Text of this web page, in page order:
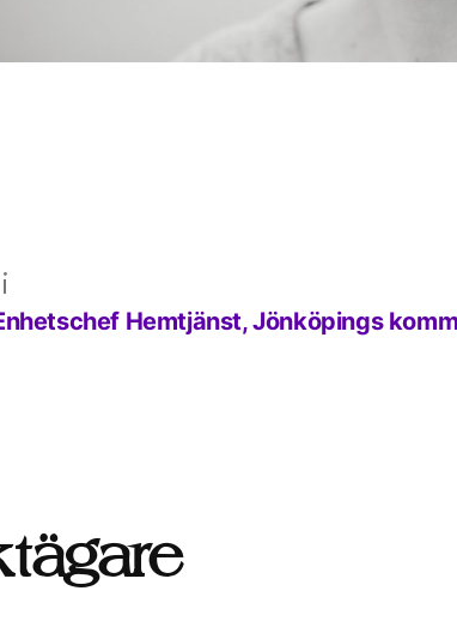
Hemtjänst, Jönköpings